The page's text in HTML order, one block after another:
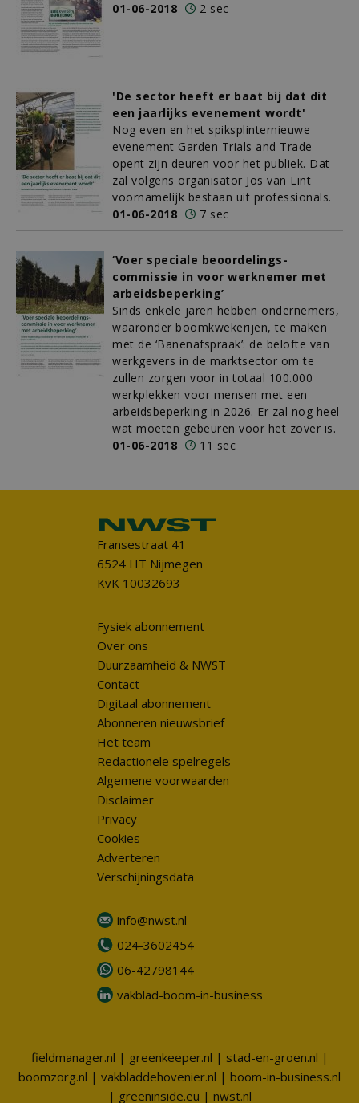
01-06-2018
2 sec
'De sector heeft er baat bij dat dit
een jaarlijks evenement wordt'
Nog even en het spiksplinternieuwe
evenement Garden Trials and Trade
opent zijn deuren voor het publiek. Dat
zal volgens organisator Jos van Lint
voornamelijk bestaan uit professionals.
01-06-2018
7 sec
‘Voer speciale beoordelings-
commissie in voor werknemer met
arbeidsbeperking’
Sinds enkele jaren hebben ondernemers,
waaronder boomkwekerijen, te maken
met de ‘Banenafspraak’: de belofte van
werkgevers in de marktsector om te
zullen zorgen voor in totaal 100.000
werkplekken voor mensen met een
arbeidsbeperking in 2026. Er zal nog heel
wat moeten gebeuren voor het zover is.
01-06-2018
11 sec
Fransestraat 41
6524 HT Nijmegen
KvK 10032693
Fysiek abonnement
Over ons
Duurzaamheid & NWST
Contact
Digitaal abonnement
Abonneren nieuwsbrief
Het team
Redactionele spelregels
Algemene voorwaarden
Disclaimer
Privacy
Cookies
Adverteren
Verschijningsdata
info@nwst.nl
024-3602454
06-42798144
vakblad-boom-in-business
fieldmanager.nl | greenkeeper.nl | stad-en-groen.nl |
boomzorg.nl | vakbladdehovenier.nl | boom-in-business.nl
| greeninside.eu | nwst.nl